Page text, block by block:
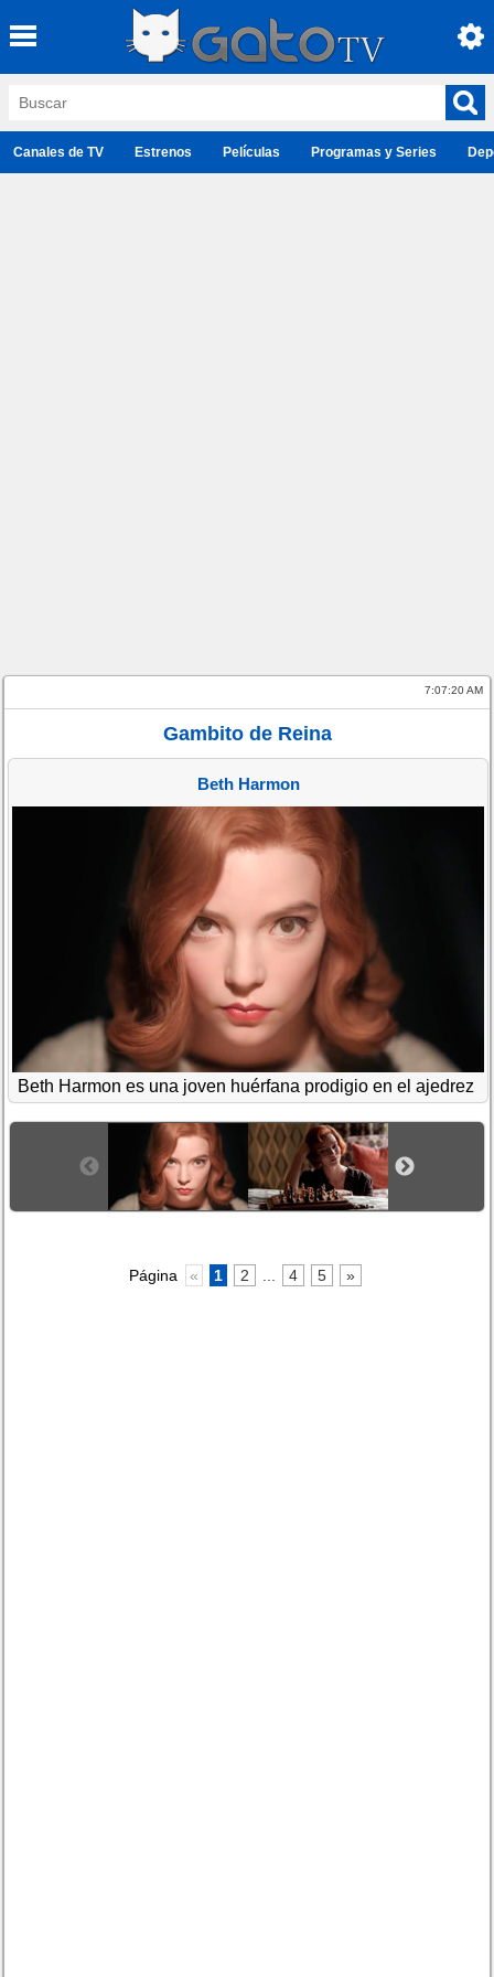
Canales de TV Estrenos Películas Programas y Series
7:07:20 AM
Gambito de Reina
Beth Harmon
Beth Harmon es una joven huérfana prodigio en el ajedrez
Página « 1 2 4 5 »